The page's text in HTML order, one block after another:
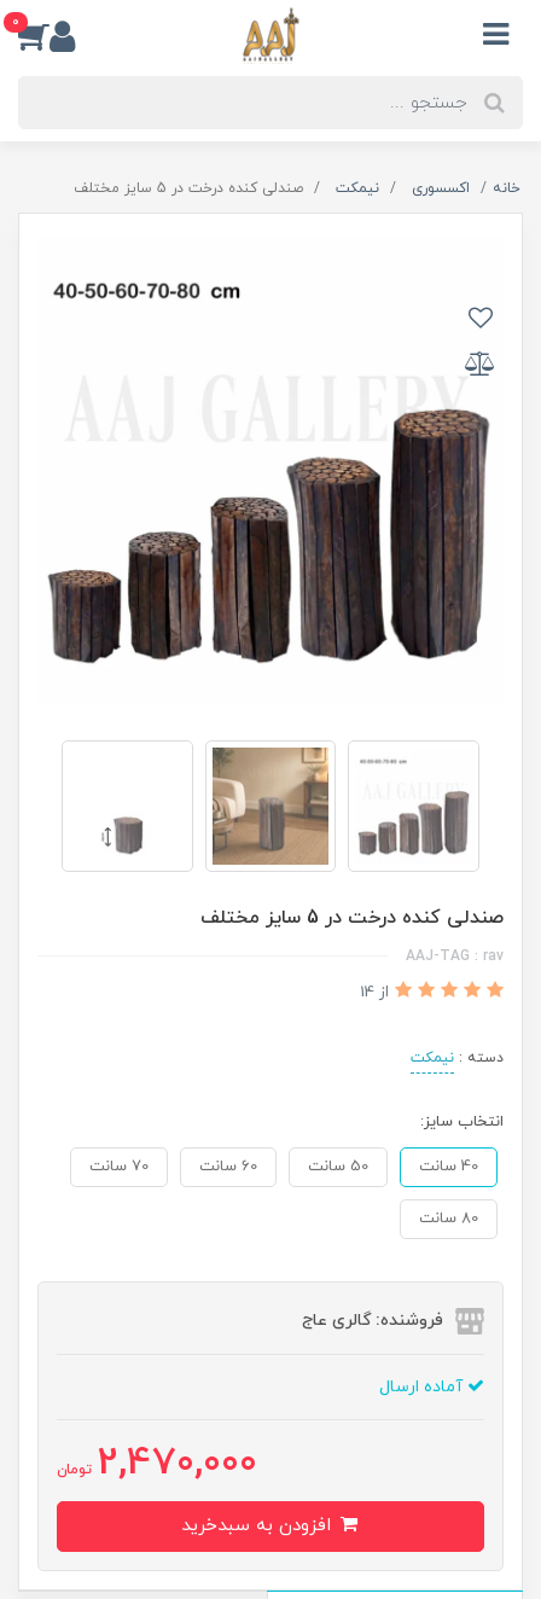
0
خانه اکسسوری نیمکت صندلی کنده درخت در 5 سایز مختلف
صندلی کنده درخت در 5 سایز مختلف
AAJ-TAG : rav
از 14
دسته : نیمکت
انتخاب سایز:
40 سانت 50 سانت 60 سانت 70 سانت
80 سانت
فروشنده: گالری عاج
آماده ارسال
2,470,000 تومان